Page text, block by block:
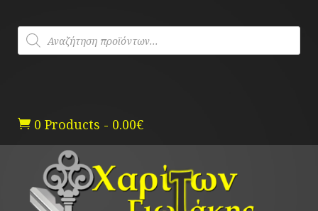
content
Products
search
 0 Products - 0.00€